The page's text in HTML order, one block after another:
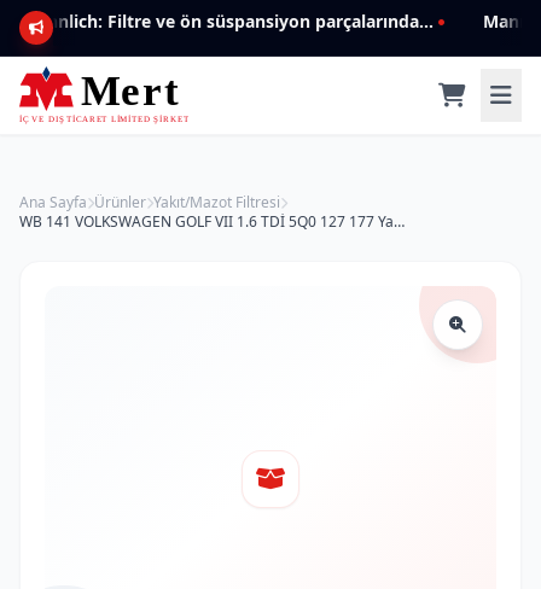
Mannlich: Filtre ve ön süspansiyon parçalarında genişleyen ürün yelpazesiyle kalite ve güven.
Ana Sayfa Ürünler Yakıt/Mazot Filtresi
WB 141 VOLKSWAGEN GOLF VII 1.6 TDİ 5Q0 127 177 Yakıt/Mazot Filtresi